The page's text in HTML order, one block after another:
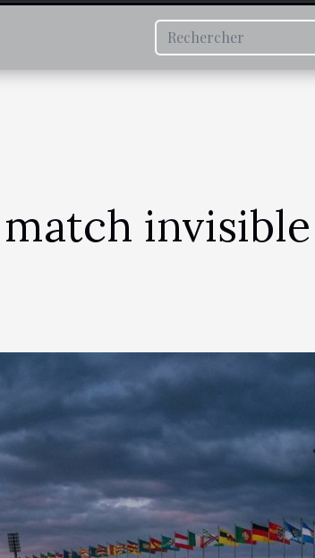
invisible